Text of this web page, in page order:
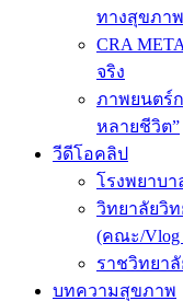
ทางสุขภาพ
CRA
จริง
ภาพยนตร์
หลายชีวิต”
วีดีโอคลิป
โรงพยาบ
วิทยาลัยวิ
(คณะ/
ราชวิทยา
บทความสุขภาพ